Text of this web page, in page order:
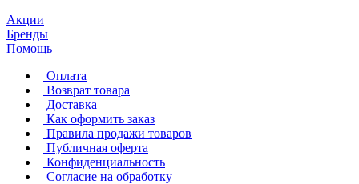
Акции
Бренды
Помощь
Оплата
Возврат товара
Доставка
Как оформить заказ
Правила продажи товаров
Публичная оферта
Конфиденциальность
Согласие на обработку